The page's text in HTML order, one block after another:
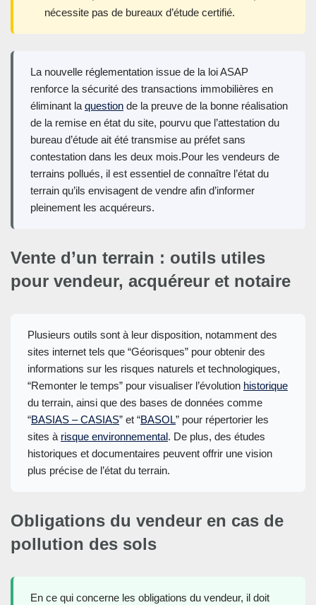
nécessite pas de bureaux d’étude certifié.
La nouvelle réglementation issue de la loi ASAP
renforce la sécurité des transactions immobilières en
éliminant la question de la preuve de la bonne réalisation
de la remise en état du site, pourvu que l’attestation du
bureau d’étude ait été transmise au préfet sans
contestation dans les deux mois.Pour les vendeurs de
terrains pollués, il est essentiel de connaître l’état du
terrain qu’ils envisagent de vendre afin d’informer
pleinement les acquéreurs.
Vente d’un terrain : outils utiles
pour vendeur, acquéreur et notaire
Plusieurs outils sont à leur disposition, notamment des
sites internet tels que “Géorisques” pour obtenir des
informations sur les risques naturels et technologiques,
“Remonter le temps” pour visualiser l’évolution historique
du terrain, ainsi que des bases de données comme
“BASIAS – CASIAS” et “BASOL” pour répertorier les
sites à risque environnemental. De plus, des études
historiques et documentaires peuvent offrir une vision
plus précise de l’état du terrain.
Obligations du vendeur en cas de
pollution des sols
En ce qui concerne les obligations du vendeur, il doit